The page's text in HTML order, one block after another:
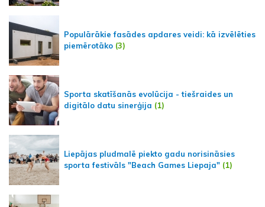
Populārākie fasādes apdares veidi: kā izvēlēties
piemērotāko (3)
Sporta skatīšanās evolūcija - tiešraides un
digitālo datu sinerģija (1)
Liepājas pludmalē piekto gadu norisināsies
sporta festivāls "Beach Games Liepaja" (1)